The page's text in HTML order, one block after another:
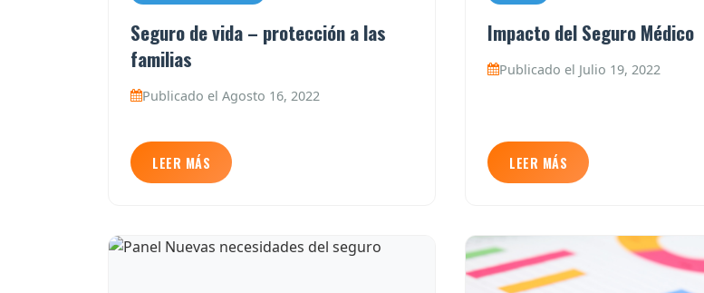
Seguro de vida – protección a las
familias
Publicado el Agosto 16, 2022
LEER MÁS
Impacto del Seguro Médico
Publicado el Julio 19, 2022
LEER MÁS